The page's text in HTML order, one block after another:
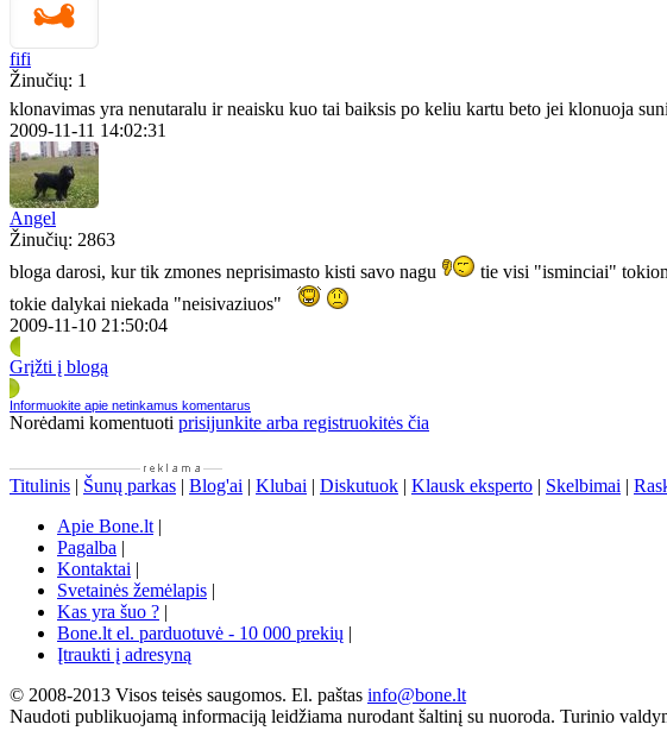
fifi
Žinučių: 1
klonavimas yra nenutaralu ir neaisku kuo tai baiksis po keliu kartu beto jei klonuoja
2009-11-11 14:02:31
Angel
Žinučių: 2863
bloga darosi, kur tik zmones neprisimasto kisti savo nagu
tie visi "isminciai"
tokie dalykai niekada "neisivaziuos"
2009-11-10 21:50:04
Grįžti į blogą
Informuokite apie netinkamus komentarus
Norėdami komentuoti prisijunkite arba registruokitės čia
Titulinis | Šunų parkas | Blog'ai | Klubai | Diskutuok | Klausk eksperto | Skelbimai |
Apie Bone.lt |
Pagalba |
Kontaktai |
Svetainės žemėlapis |
Kas yra šuo ? |
Bone.lt el. parduotuvė - 10 000 prekių |
Įtraukti į adresyną
© 2008-2013 Visos teisės saugomos. El. paštas info@bone.lt
Naudoti publikuojamą informaciją leidžiama nurodant šaltinį su nuoroda. Turinio